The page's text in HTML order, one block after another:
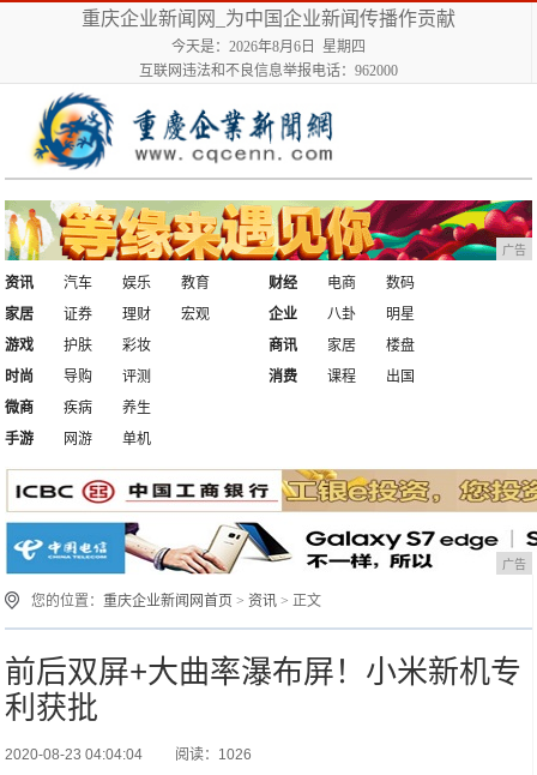
重庆企业新闻网_为中国企业新闻传播作贡献
今天是：2026年8月6日 星期四
互联网违法和不良信息举报电话：962000
广告
资讯 汽车 娱乐
教育
家居
证券 理财 宏观
财经 电商
数码
企业
八卦
明星
游戏
护肤
彩妆
时尚
导购 评测
商讯 家居
楼盘
消费
课程
出国
微商
疾病
养生
手游
网游 单机
广告
您的位置：重庆企业新闻网首页 >资讯 > 正文
前后双屏+大曲率瀑布屏！小米新机专
利获批
2020-08-23 04:04:04 阅读：1026